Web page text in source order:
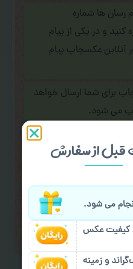
رسان ها شماره
کنید و در یکی از پیام
آنلاین عکسچاپ پیام
برای شما ارسال خواهد
می شود.
هماهنگی ارسال و یا
سفارش:
قبل از سفارش
می شود.
کیفیت عکس
و زمینه